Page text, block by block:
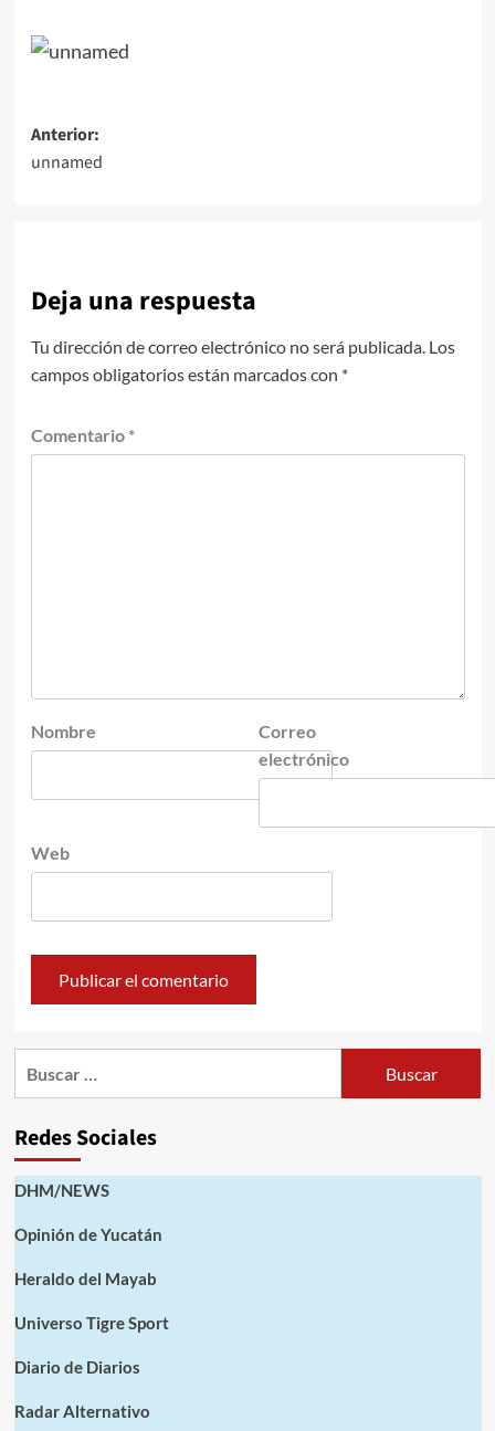
Navegación
de
Anterior:
unnamed
Deja una respuesta
Tu dirección de correo electrónico no será publicada. Los
campos obligatorios están marcados con *
Comentario *
Nombre
Correo
electrónico
Web
Redes Sociales
DHM/NEWS
Opinión de Yucatán
Heraldo del Mayab
Universo Tigre Sport
Diario de Diarios
Radar Alternativo